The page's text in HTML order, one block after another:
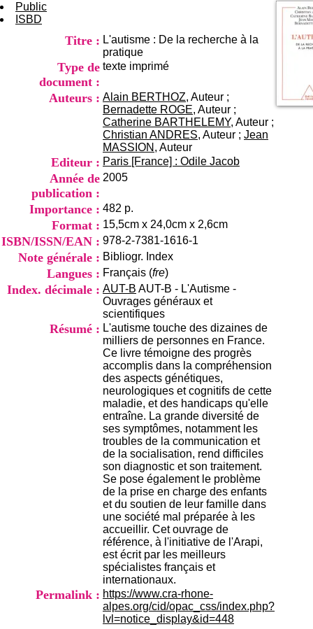
Horaires
Lundi au Vendredi
Fax:+33(0)4 37 91 54 37
Mail
Public
ISBD
Titre : L'autisme : De la recherche à la
pratique
Type de
document :
texte imprimé
Auteurs : Alain BERTHOZ, Auteur ;
Bernadette ROGE, Auteur ;
Catherine BARTHELEMY, Auteur ;
Christian ANDRES, Auteur ; Jean
MASSION , Auteur
Editeur : Paris [France] : Odile Jacob
Année de
publication :
2005
Importance : 482 p.
Format : 15,5cm x 24,0cm x 2,6cm
ISBN/ISSN/EAN : 978-2-7381-1616-1
Note générale : Bibliogr. Index
Langues : Français (fre)
Index. décimale : AUT-B AUT-B - L'Autisme -
Ouvrages généraux et
scientifiques
Résumé : L'autisme touche des dizaines de
milliers de personnes en France.
Ce livre témoigne des progrès
accomplis dans la compréhension
des aspects génétiques,
neurologiques et cognitifs de cette
maladie, et des handicaps qu'elle
entraîne. La grande diversité de
ses symptômes, notamment les
troubles de la communication et
de la socialisation, rend difficiles
son diagnostic et son traitement.
Se pose également le problème
de la prise en charge des enfants
et du soutien de leur famille dans
une société mal préparée à les
accueillir. Cet ouvrage de
référence, à l'initiative de l'Arapi,
est écrit par les meilleurs
spécialistes français et
internationaux.
Permalink : https://www.cra-rhone-
alpes.org/cid/opac_css/index.php?
lvl=notice_display&id=448
a
t
i
n
e
t
d
e
D
o
c
m
e
n
t
a
t
i
o
n
d
u
C
R
A
R
h
ô
n
e
-
A
l
p
e
s
C
e
n
t
r
e
H
o
s